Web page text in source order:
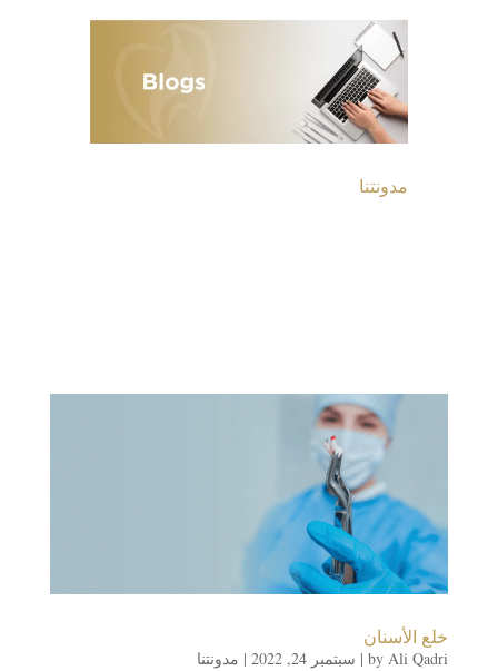
مدونتنا
خلع الأسنان
byAli Qadri
| سبتمبر 24, 2022 | مدونتنا